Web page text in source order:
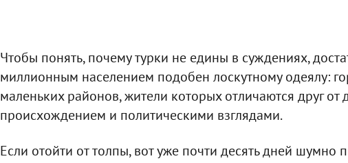
Чтобы понять, почему турки не едины в суждениях,
миллионным населением подобен лоскутному одеялу:
маленьких районов, жители которых отличаются друг
происхождением и политическими взглядами.
Если отойти от толпы, вот уже почти десять дней